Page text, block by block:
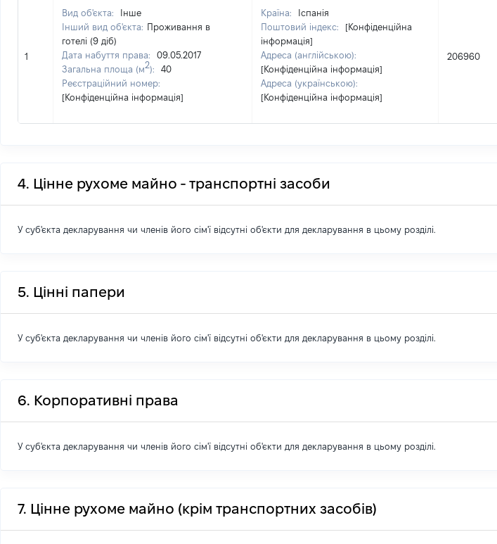
1
Вид об'єкта:
Інше
Інший вид об'єкта: Проживання в
готелі (9 діб)
Дата набуття права:
09.05.2017
Загальна площа (м2):
40
Реєстраційний номер:
[Конфіденційна інформація]
Країна:
Іспанія
Поштовий індекс:
[Конфіденційна
інформація]
Адреса (англійською):
[Конфіденційна інформація]
Адреса (українською):
[Конфіденційна інформація]
206960
4. Цінне рухоме майно - транспортні засоби
У суб'єкта декларування чи членів його сім'ї відсутні об'єкти для декларування в цьому розділі.
5. Цінні папери
У суб'єкта декларування чи членів його сім'ї відсутні об'єкти для декларування в цьому розділі.
6. Корпоративні права
У суб'єкта декларування чи членів його сім'ї відсутні об'єкти для декларування в цьому розділі.
7. Цінне рухоме майно (крім транспортних засобів)